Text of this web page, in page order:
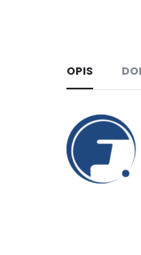
OPIS